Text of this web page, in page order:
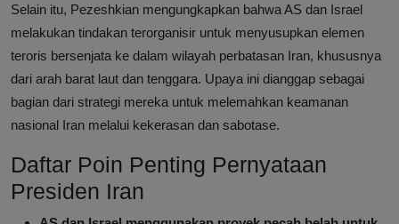
Selain itu, Pezeshkian mengungkapkan bahwa AS dan Israel
melakukan tindakan terorganisir untuk menyusupkan elemen
teroris bersenjata ke dalam wilayah perbatasan Iran, khususnya
dari arah barat laut dan tenggara. Upaya ini dianggap sebagai
bagian dari strategi mereka untuk melemahkan keamanan
nasional Iran melalui kekerasan dan sabotase.
Daftar Poin Penting Pernyataan
Presiden Iran